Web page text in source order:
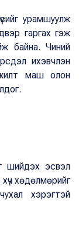
урамшуулж
гаргах гэж
байна. Чиний
ихэвчлэн
маш олон
шийдэх эсвэл
хөдөлмөрийг
хэрэгтэй